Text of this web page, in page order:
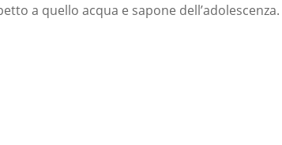
a quello acqua e sapone dell’adolescenza.